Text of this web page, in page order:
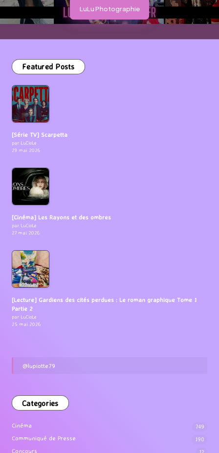
LuLu Photographie
Featured Posts
[Série TV] Scarpetta
par LuCioLe
29 mai 2026
[Cinéma] Les Rayons et des ombres
par LuCioLe
27 mai 2026
[Lecture] Gardiens des cités perdues : Le roman graphique Tome 1
Partie 2
par LuCioLe
25 mai 2026
@lupiotte79
Categories
Cinéma 749
Communiqué de Presse 190
Concours